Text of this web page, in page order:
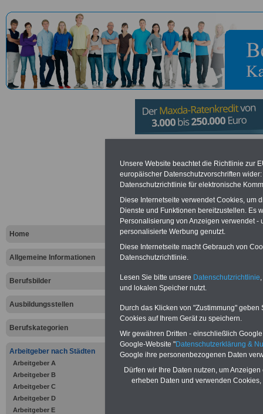
Home
Allgemeine Informationen
Berufsbilder
Ausbildungsstellen
Berufskategorien
Arbeitgeber nach Städten
Arbeitgeber A
Arbeitgeber B
Arbeitgeber C
Arbeitgeber D
Arbeitgeber E
Presse-
Koblenz
Vergleichen und sparen:
Bausparen schon ab 16 Jahren
Krankenzusatzversicherung-
Online-Vergleich Gesetzliche
Zahnzusatzversicherung-
Vorteile der Privaten
Krankenversicherung
Unsere Website beachtet die Richtlinie zur
europäischer Datenschutzvorschriften
Datenschutzrichtlinie für elektronische
Diese Internetseite verwendet Cookies, um
Dienste und Funktionen bereitzustellen. Es
Personalisierung von Anzeigen verwendet
personalisierte Werbung genutzt.
Diese Internetseite macht Gebrauch von
Datenschutzrichtlinie.
Lesen Sie bitte unsere Datenschutzrichtlinie
und lokalen Speicher nutzt.
Durch das Klicken von "Zustimmung"
Cookies auf Ihrem Gerät zu speichern.
Wir gewähren Dritten - einschließlich
Google-Website "Datenschutzerklärung &
Google ihre personenbezogenen Daten
Dürfen wir Ihre Daten nutzen, um
erheben Daten und verwenden